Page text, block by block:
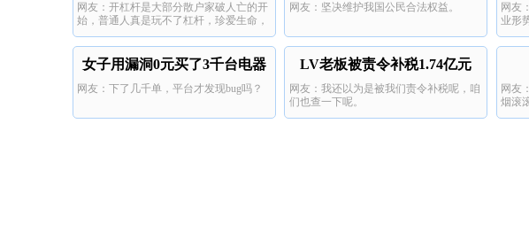
网友：开杠杆是大部分散户家破人亡的开
始，普通人真是玩不了杠杆，珍爱生命，
远离杠杆。 ​
网友：坚决维护我国公民合法权益。
网友
业形
女子用漏洞0元买了3千台电器
网友：下了几千单，平台才发现bug吗？
LV老板被责令补税1.74亿元
网友：我还以为是被我们责令补税呢，咱
们也查一下呢。
网友
烟滚